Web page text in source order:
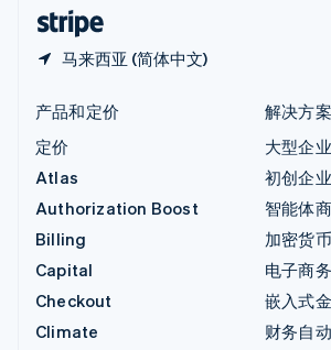
马来西亚 (简体中文)
产品和定价
定价
Atlas
Authorization Boost
Billing
Capital
Checkout
Climate
解决方案
大型企业
初创企业
智能体
加密货币
电子商务
嵌入式
财务自